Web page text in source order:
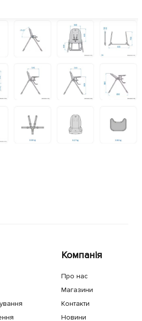
Компанія
Про нас
Магазини
Контакти
Новини